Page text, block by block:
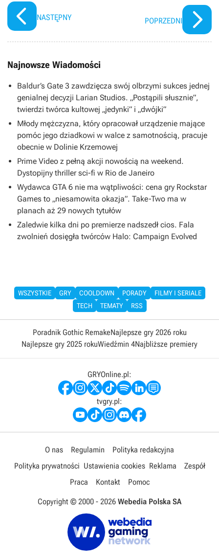
NASTĘPNY POPRZEDNI
Najnowsze Wiadomości
Baldur’s Gate 3 zawdzięcza swój olbrzymi sukces jednej
genialnej decyzji Larian Studios. „Postąpili słusznie”,
twierdzi twórca kultowej „jedynki” i „dwójki”
Młody mężczyzna, który opracował urządzenie mające
pomóc jego dziadkowi w walce z samotnością, pracuje
obecnie w Dolinie Krzemowej
Prime Video z pełną akcji nowością na weekend.
Dystopijny thriller sci-fi w Rio de Janeiro
Wydawca GTA 6 nie ma wątpliwości: cena gry Rockstar
Games to „niesamowita okazja”. Take-Two ma w
planach aż 29 nowych tytułów
Zaledwie kilka dni po premierze nadszedł cios. Fala
zwolnień dosięgła twórców Halo: Campaign Evolved
WSZYSTKIE GRY COOLDOWN PORADY
FILMY I SERIALE
TECH
TEMATY RSS
Poradnik Gothic RemakeNajlepsze gry 2026 roku
Najlepsze gry 2025 rokuWiedźmin 4Najbliższe premiery
GRYOnline.pl:
tvgry.pl:
O nas Regulamin
Polityka redakcyjna
Polityka prywatności Ustawienia cookies Reklama
Zespół
Praca
Kontakt Pomoc
Copyright © 2000 - 2026 Webedia Polska SA